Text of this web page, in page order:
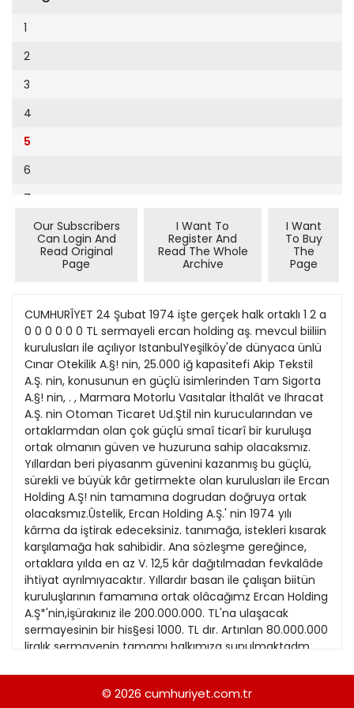
Cumhuriyet Sağlıklı Beslenme
Cumhuriyet Sokak
Cumhuriyet Spor
Cumhuriyet Strateji
Cumhuriyet Tarım
Cumhuriyet Yılbaşı
Çerçeve Eki
Dergi Eki
Ekonomi Eki
Evleniyoruz
Güney Dogu
Kitap Eki
Özel Ekler
Özel Okullar
Sevgililer Günü
Siyaset Eki
Sürdürülebilir yaşam
Turizm Eki
Yerel Yönetimler
1994
1991
1990
1989
1988
1987
1986
1985
1984
1983
1982
1981
1980
9
10
11
12
13
14
15
16
19
20
21
22
23
24
25
26
27
28
1
2
3
4
5
6
7
Our Subscribers
Can Login And
Read Original
Page
I Want To
Register And
Read The Whole
Archive
I Want
To Buy
The
Page
CUMHURÎYET 24 Şubat 1974 işte gerçek halk ortaklı 1 2 a
0 0 0 0 0 0 TL sermayeli ercan holding aş. mevcul biiliin
kurulusları ile açılıyor IstanbulYeşilköy'de dünyaca ünlü
Cınar Otekilik A.§! nin, 25.000 iğ kapasitefi Akip Tekstil
A.Ş. nin, konusunun en güçlü isimlerinden Tam Sigorta
A.§! nin, . , Marmara Motorlu Vasıtalar İthalât ve Ihracat
A.Ş. nin Otoman Ticaret Ud.Ştil nin kurucularından ve
ortaklarmdan olan çok güçlü smaî ticarî bir kuruluşa
ortak olmanın güven ve huzuruna sahip olacaksmız.
Yıllardan beri piyasanm güvenini kazanmış bu güçlü,
sürekli ve büyük kâr getirmekte olan kurulusları ile Ercan
Holding A.Ş! nin tamamına dogrudan doğruya ortak
olacaksmız.Ûstelik, Ercan Holding A.Ş.' nin 1974 yılı
kârma da iştirak edeceksiniz. tanımağa, istekleri kısarak
karşılamağa hak sahibidir. Ana sözleşme gereğince,
ortaklara yılda en az V. 12,5 kâr dağıtılmadan fevkalâde
ihtiyat ayrılmıyacaktır. Yıllardır basan ile çalışan biitün
kuruluşlarının famamına ortak olâcağımz Ercan Holding
A.Ş*'nin,işürakınız ile 200.000.000. TL'na ulaşacak
sermayesinin bir his§esi 1000. TL dır. Artınlan 80.000.000
liralık sermayenin tamamı halkımıza sunulmaktadm
kazandıracaktır ? Ercan Holding A.Ş.'ne ortak olmakla,
°/065 oranında Türk emeği, Türk malzemesi kullanarak
© 2026 cumhuriyet.com.tr